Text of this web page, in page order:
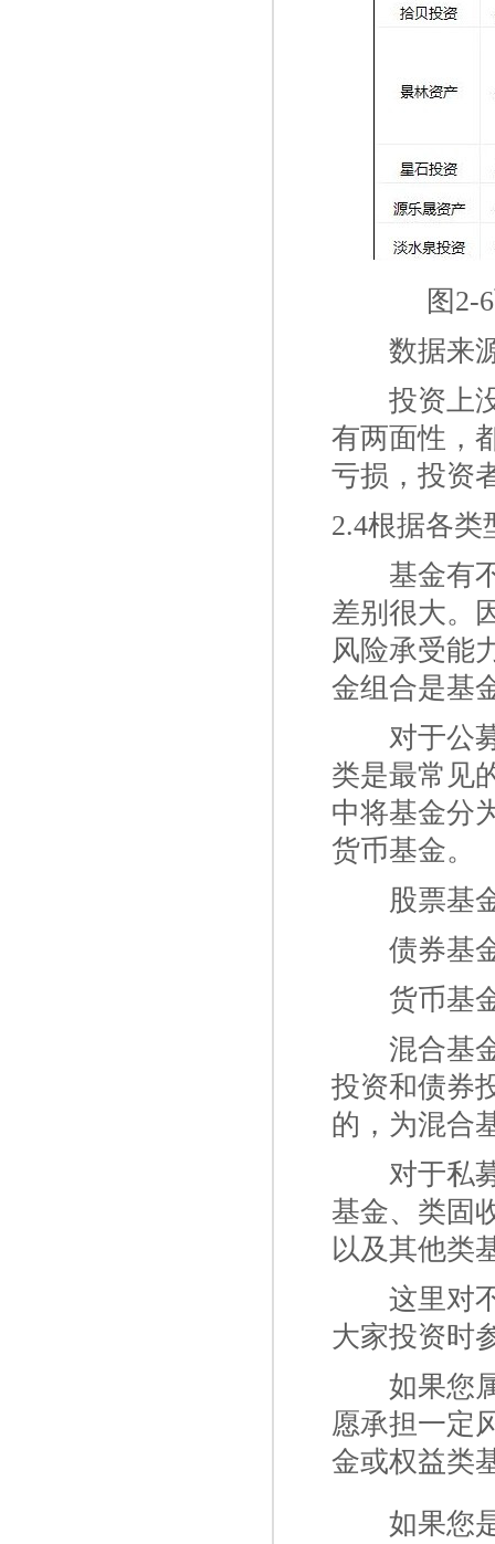
图2-
数据来
投资上
有两面性，
亏损，投资
2.4根据各
基金有
差别很大。
风险承受能
金组合是基
对于公
类是最常见
中将基金分
货币基金。
股票基
债券基
货币基
混合基
投资和债券
的，为混合
对于私
基金、类固
以及其他类
这里对
大家投资时
如果您
愿承担一定
金或权益类
如果您